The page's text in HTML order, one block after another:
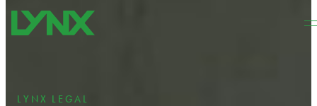
Przejdź do głównej treści
LYNX LEGAL